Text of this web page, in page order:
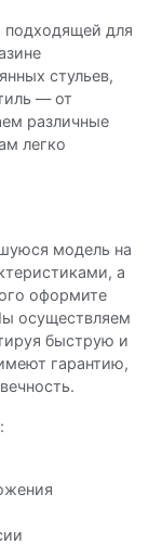
подходящей для
стульев,
— от
различные
легко
модель на
а
оформите
осуществляем
быструю и
гарантию,